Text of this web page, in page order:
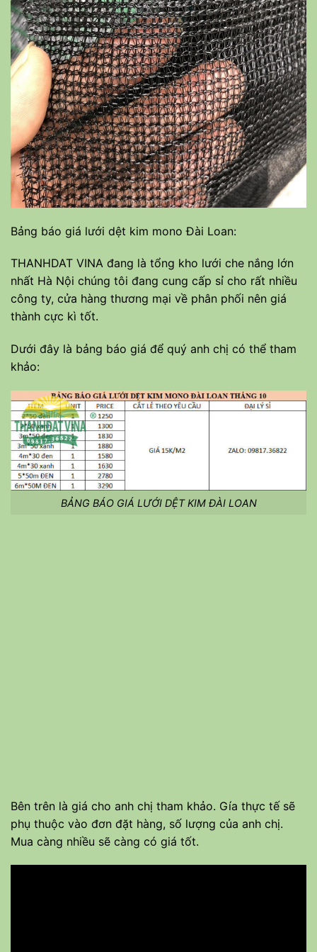
Bảng báo giá lưới dệt kim mono Đài Loan:
THANHDAT VINA đang là tổng kho lưới che nắng lớn
nhất Hà Nội chúng tôi đang cung cấp sỉ cho rất nhiều
công ty, cửa hàng thương mại về phân phối nên giá
thành cực kì tốt.
Dưới đây là bảng báo giá để quý anh chị có thể tham
khảo:
BẢNG BÁO GIÁ LƯỚI DỆT KIM ĐÀI LOAN
Bên trên là giá cho anh chị tham khảo. Gía thực tế sẽ
phụ thuộc vào đơn đặt hàng, số lượng của anh chị.
Mua càng nhiều sẽ càng có giá tốt.